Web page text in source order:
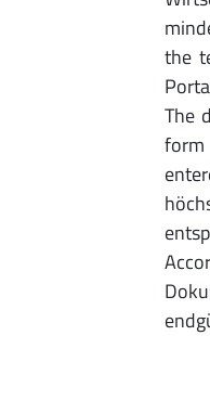
the
The